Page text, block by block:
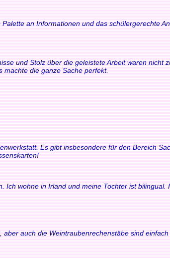
an Informationen und das schülergerechte
und Stolz über die geleistete Arbeit waren
machte die ganze Sache perfekt.
Es gibt insbesondere für den Bereich
wohne in Irland und meine Tochter ist
auch die Weintraubenrechenstäbe sind